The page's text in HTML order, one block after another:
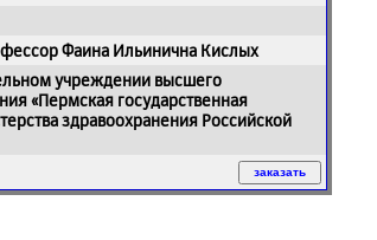
Фаина Ильинична Кислых
учреждении высшего
«Пермская государственная
здравоохранения Российской